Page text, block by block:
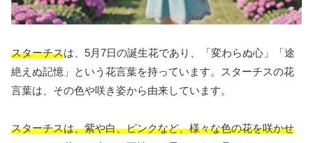
スターチスは、5月7日の誕生花であり、「変わらぬ心」「途
絶えぬ記憶」という花言葉を持っています。スターチスの花
言葉は、その色や咲き姿から由来しています。
スターチスは、紫や白、ピンクなど、様々な色の花を咲かせ